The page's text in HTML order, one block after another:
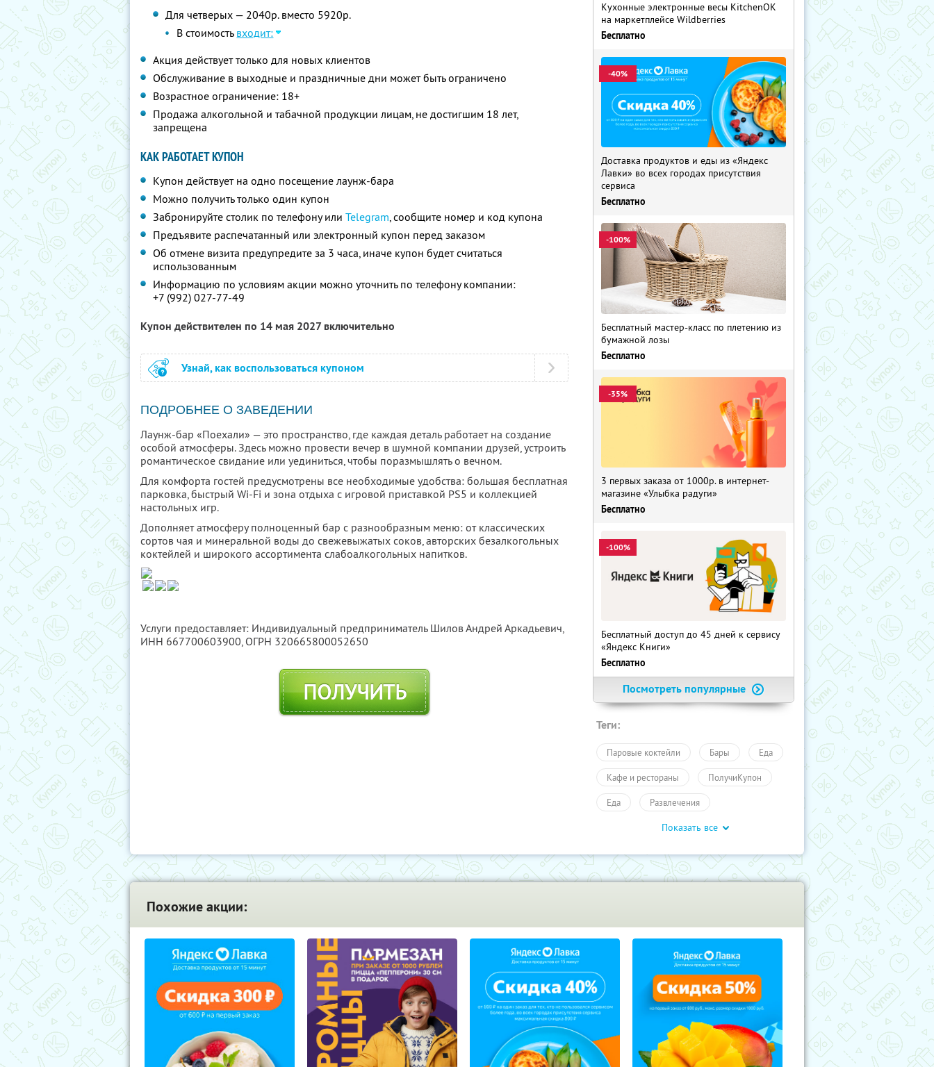
Для четверых — 2040р. вместо 5920р.
В стоимость входит:
Акция действует только для новых клиентов
Обслуживание в выходные и праздничные дни может быть ограничено
Возрастное ограничение: 18+
Продажа алкогольной и табачной продукции лицам, не достигшим 18 лет,
запрещена
КАК РАБОТАЕТ КУПОН
Купон действует на одно посещение лаунж-бара
Можно получить только один купон
Забронируйте столик по телефону или Telegram, сообщите номер и код купона
Предъявите распечатанный или электронный купон перед заказом
Об отмене визита предупредите за 3 часа, иначе купон будет считаться
использованным
Информацию по условиям акции можно уточнить по телефону компании:
+7 (992) 027-77-49
Купон действителен по 14 мая 2027 включительно
Узнай, как воспользоваться купоном
ПОДРОБНЕЕ О ЗАВЕДЕНИИ
Лаунж-бар «Поехали» — это пространство, где каждая деталь работает на создание
особой атмосферы. Здесь можно провести вечер в шумной компании друзей, устроить
романтическое свидание или уединиться, чтобы поразмышлять о вечном.
Для комфорта гостей предусмотрены все необходимые удобства: большая бесплатная
парковка, быстрый Wi-Fi и зона отдыха с игровой приставкой PS5 и коллекцией
настольных игр.
Дополняет атмосферу полноценный бар с разнообразным меню: от классических
сортов чая и минеральной воды до свежевыжатых соков, авторских безалкогольных
коктейлей и широкого ассортимента слабоалкогольных напитков.
Услуги предоставляет: Индивидуальный предприниматель Шилов Андрей Аркадьевич,
ИНН 667700603900, ОГРН 320665800052650
ПОЛУЧИТЬ
Кухонные электронные весы KitchenOK
на маркетплейсе Wildberries
Бесплатно
-40%
Доставка продуктов и еды из «Яндекс
Лавки» во всех городах присутствия
сервиса
Бесплатно
-100%
Бесплатный мастер-класс по плетению из
бумажной лозы
Бесплатно
-35%
3 первых заказа от 1000р. в интернет-
магазине «Улыбка радуги»
Бесплатно
-100%
Бесплатный доступ до 45 дней к сервису
«Яндекс Книги»
Бесплатно
Посмотреть популярные
Теги:
Паровые коктейли Бары Еда
Кафе и рестораны ПолучиКупон
Еда Развлечения
Показать все
Похожие акции: